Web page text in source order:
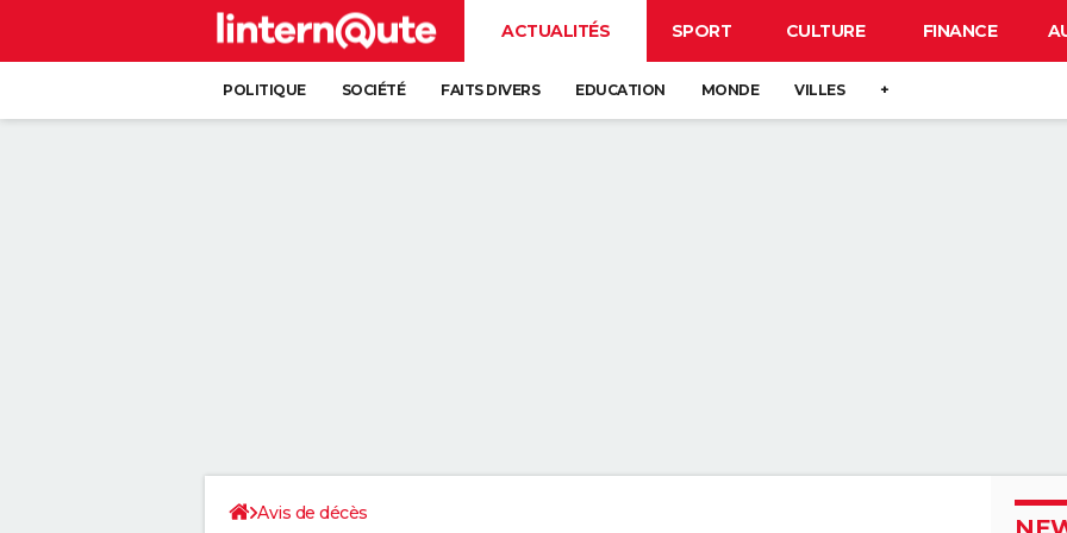
ACTUALITÉS SPORT CULTURE FINANCE
POLITIQUE SOCIÉTÉ FAITS DIVERS EDUCATION MONDE VILLES +
Avis de décès